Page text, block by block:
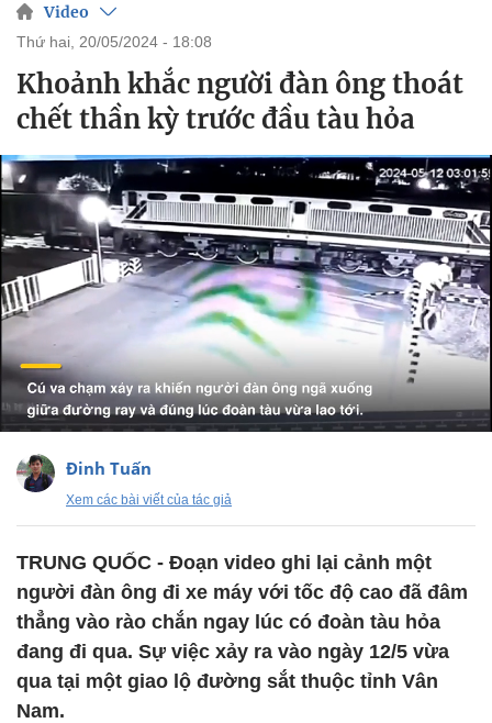
Video
thứ hai, 20/05/2024 - 18:08
Khoảnh khắc người đàn ông thoát
chết thần kỳ trước đầu tàu hỏa
Đinh Tuấn
Xem các bài viết của tác giả
TRUNG QUỐC - Đoạn video ghi lại cảnh một
người đàn ông đi xe máy với tốc độ cao đã đâm
thẳng vào rào chắn ngay lúc có đoàn tàu hỏa
đang đi qua. Sự việc xảy ra vào ngày 12/5 vừa
qua tại một giao lộ đường sắt thuộc tỉnh Vân
Nam.